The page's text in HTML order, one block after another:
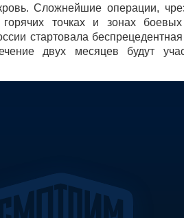
Сложнейшие операции,
точках и зонах боевых
стартовала
двух месяцев будут